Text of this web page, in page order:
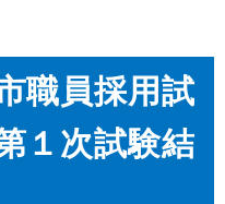
職員採用試
１次試験結